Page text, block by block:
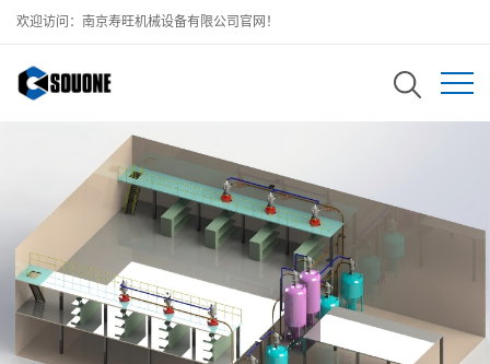
欢迎访问：南京寿旺机械设备有限公司官网！